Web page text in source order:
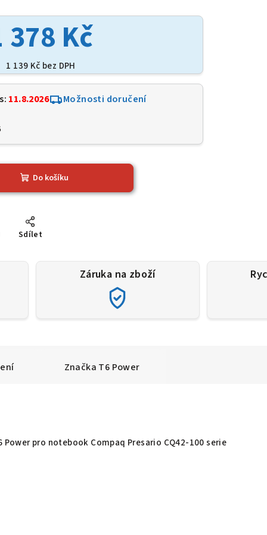
378 Kč
1 139 Kč bez DPH
11.8.2026 Možnosti doručení
Do košíku
Sdílet
Záruka na zboží
Značka T6 Power
pro notebook Compaq Presario CQ42-100 serie